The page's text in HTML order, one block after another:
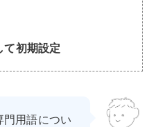
て初期設定
門用語につい